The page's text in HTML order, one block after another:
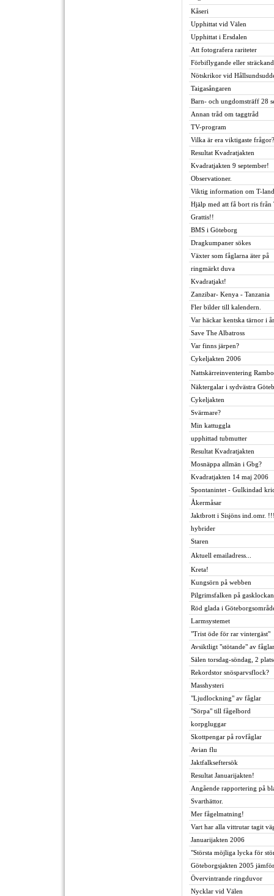
Kåseri
Upphittat vid Välen
Upphittat i Ersdalen
Att fotografera rariteter
Förbiflygande eller
Nötskrikor vid
Taigasångaren
Barn- och ungdomsträff 28
Annan tråd om taggtråd
TV-program
Vilka är era viktigaste frågor?
Resultat Kvadratjakten
Kvadratjakten 9 september!
Observationer.
Viktig information om T-
Hjälp med att få bort ris från
Grattis!!
BMS i Göteborg
Dragkumpaner sökes
Växter som fåglarna äter på
ringmärkt duva
Kvadratjakt!
Zanzibar- Kenya - Tanzania
Fler bilder till kalendern.
Var häckar kentska tärnor i
Save The Albatross
Var finns järpen?
Cykeljakten 2006
Nattskärreinventering
Näktergalar i sydvästra
Cykeljakten
Svärmare?
Min kattuggla
upphittad tubmutter
Resultat Kvadratjakten
Mosnäppa allmän i Gbg?
Kvadratjakten 14 maj 2006
Spontanintet - Gulkindad
Åkermåsar
Jaktbrott i Sisjöns ind.omr.
hybrider
Staren
Aktuell emailadress...
Kreta!
Kungsörn på webben
Pilgrimsfalken på gasklockan
Röd glada i
Larmsystemet
"Trist öde för rar vintergäst"
Avsiktligt "stötande" av
Sälen torsdag-söndag, 2
Rekordstor snösparvsflock?
Masshysteri
"Ljudlockning" av fåglar
"Sörpa" till fågelbord
korpgluggar
Skottpengar på rovfåglar
Avian flu
Jaktfalkseftersök
Resultat Januarijakten!
Angående rapportering på
Svarthättor.
Mer fågelmatning!
Vart har alla vittrutar tagit
Januarijakten 2006
"Största möjliga lycka för
Göteborgsjakten 2005
Övervintrande ringduvor
Nycklar vid Välen